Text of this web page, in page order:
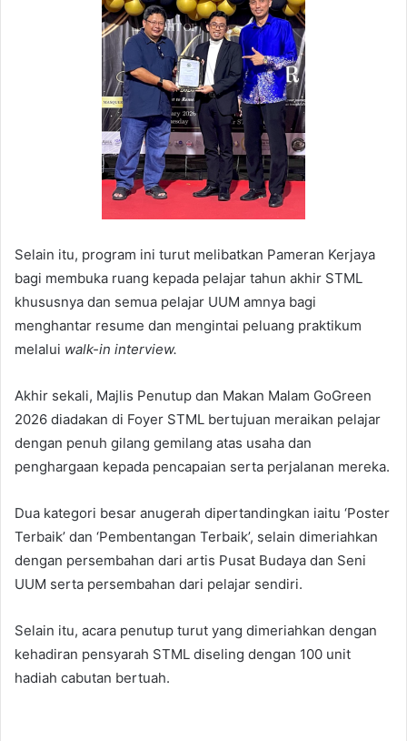
Selain itu, program ini turut melibatkan Pameran Kerjaya
bagi membuka ruang kepada pelajar tahun akhir STML
khususnya dan semua pelajar UUM amnya bagi
menghantar resume dan mengintai peluang praktikum
melalui walk-in interview.
Akhir sekali, Majlis Penutup dan Makan Malam GoGreen
2026 diadakan di Foyer STML bertujuan meraikan pelajar
dengan penuh gilang gemilang atas usaha dan
penghargaan kepada pencapaian serta perjalanan mereka.
Dua kategori besar anugerah dipertandingkan iaitu ‘Poster
Terbaik’ dan ‘Pembentangan Terbaik’, selain dimeriahkan
dengan persembahan dari artis Pusat Budaya dan Seni
UUM serta persembahan dari pelajar sendiri.
Selain itu, acara penutup turut yang dimeriahkan dengan
kehadiran pensyarah STML diseling dengan 100 unit
hadiah cabutan bertuah.